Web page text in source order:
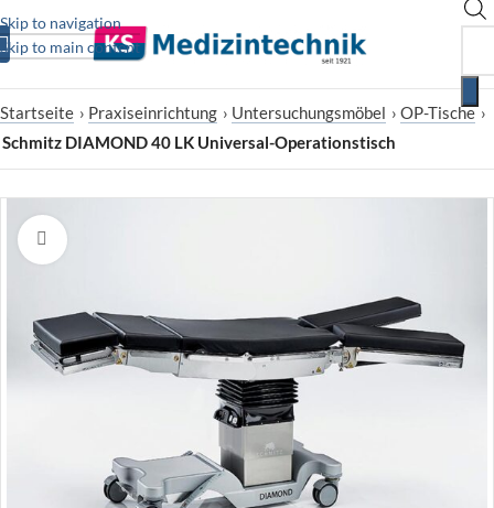
Skip to navigation
Skip to main content
Startseite › Praxiseinrichtung › Untersuchungsmöbel › OP-Tische ›
Schmitz DIAMOND 40 LK Universal-Operationstisch
Zum Vergrößern klicken